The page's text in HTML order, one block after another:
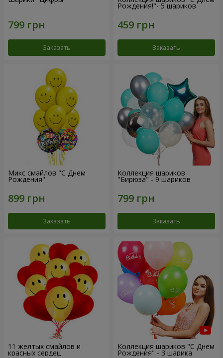
Заказать
Рождения!"- 5 шариков
Заказать
Микс смайлов "C Днем
Рождения"
Заказать
Коллекция шариков
"Бирюза" - 9 шариков
Заказать
11 желтых смайлов и
красных сердец
Коллекция шариков "С Днем
Рождения" - 3 шарика